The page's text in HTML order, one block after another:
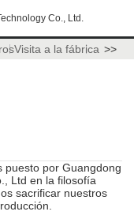
Co., Ltd.
Visita a la fábrica >>
puesto por Guangdong
Ltd en la filosofía
sacrificar nuestros